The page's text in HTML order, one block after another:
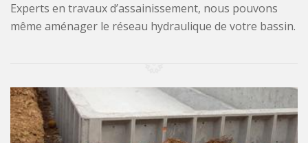
Experts en travaux d’assainissement, nous pouvons
même aménager le réseau hydraulique de votre bassin.